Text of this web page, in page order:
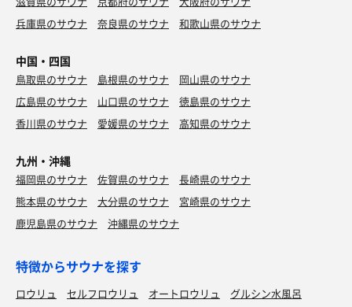
兵庫県のサウナ
奈良県のサウナ 和歌山県のサウナ
中国・四国
鳥取県のサウナ 島根県のサウナ
岡山県のサウナ
広島県のサウナ
山口県のサウナ
徳島県のサウナ
香川県のサウナ
愛媛県のサウナ 高知県のサウナ
九州・沖縄
福岡県のサウナ 佐賀県のサウナ
長崎県のサウナ
熊本県のサウナ
大分県のサウナ
宮崎県のサウナ
鹿児島県のサウナ
沖縄県のサウナ
特徴からサウナを探す
ロウリュ セルフロウリュ オートロウリュ
グルシン水風呂